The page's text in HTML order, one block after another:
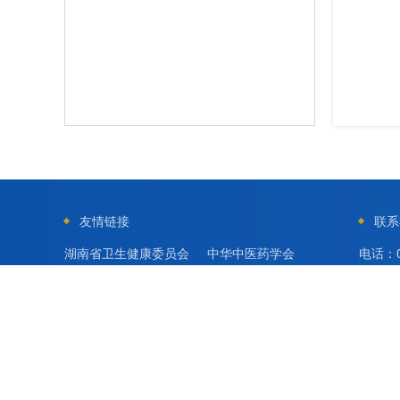
友情链接
湖南省卫生健康委员会
中华中医药学会
联
电话